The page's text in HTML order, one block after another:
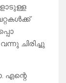
ചിരിച്ചു
എന്റെ